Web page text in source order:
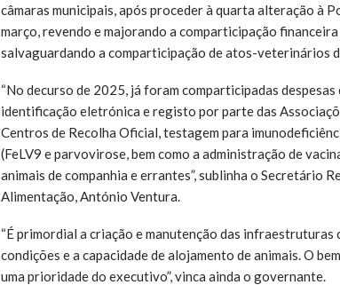
câmaras municipais, após proceder à quarta alteração à
março, revendo e majorando a comparticipação
salvaguardando a comparticipação de atos-veterinários
“No decurso de 2025, já foram comparticipadas
identificação eletrónica e registo por parte das
Centros de Recolha Oficial, testagem para
(FeLV9 e parvovirose, bem como a administração de
animais de companhia e errantes”, sublinha o Secretário
Alimentação, António Ventura.
“É primordial a criação e manutenção das infraestruturas
condições e a capacidade de alojamento de animais. O
uma prioridade do executivo”, vinca ainda o governante.